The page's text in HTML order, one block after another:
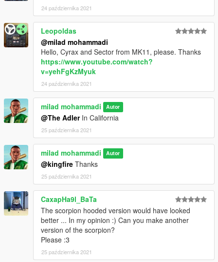
24 października 2021
Leopoldas
@milad mohammadi
Hello, Cyrax and Sector from MK11, please. Thanks
https://www.youtube.com/watch?
v=yehFgKzMyuk
24 października 2021
milad mohammadi Autor
@The AdlerIn California
25 października 2021
milad mohammadi Autor
@kingfire Thanks
25 października 2021
CaxapHa9l_BaTa
The scorpion hooded version would have looked
better ... In my opinion :) Can you make another
version of the scorpion?
Please :3
25 października 2021